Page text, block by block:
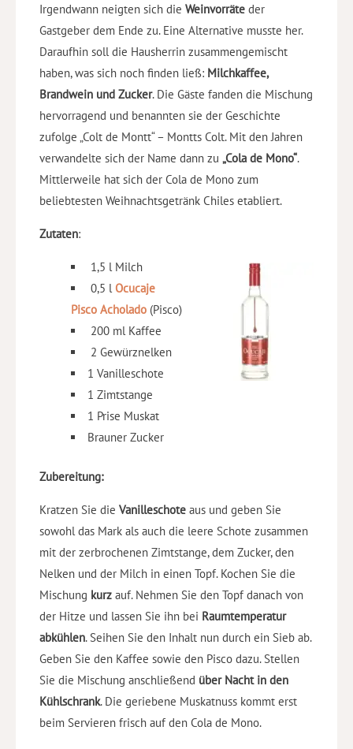
Irgendwann neigten sich die Weinvorräte der
Gastgeber dem Ende zu. Eine Alternative musste her.
Daraufhin soll die Hausherrin zusammengemischt
haben, was sich noch finden ließ: Milchkaffee,
Brandwein und Zucker. Die Gäste fanden die Mischung
hervorragend und benannten sie der Geschichte
zufolge „Colt de Montt“ – Montts Colt. Mit den Jahren
verwandelte sich der Name dann zu „Cola de Mono“.
Mittlerweile hat sich der Cola de Mono zum
beliebtesten Weihnachtsgetränk Chiles etabliert.
Zutaten:
1,5 l Milch
0,5 l Ocucaje
Pisco Acholado (Pisco)
200 ml Kaffee
2 Gewürznelken
1 Vanilleschote
1 Zimtstange
1 Prise Muskat
Brauner Zucker
Zubereitung:
Kratzen Sie die Vanilleschote aus und geben Sie
sowohl das Mark als auch die leere Schote zusammen
mit der zerbrochenen Zimtstange, dem Zucker, den
Nelken und der Milch in einen Topf. Kochen Sie die
Mischung kurz auf. Nehmen Sie den Topf danach von
der Hitze und lassen Sie ihn bei Raumtemperatur
abkühlen. Seihen Sie den Inhalt nun durch ein Sieb ab.
Geben Sie den Kaffee sowie den Pisco dazu. Stellen
Sie die Mischung anschließend über Nacht in den
Kühlschrank. Die geriebene Muskatnuss kommt erst
beim Servieren frisch auf den Cola de Mono.